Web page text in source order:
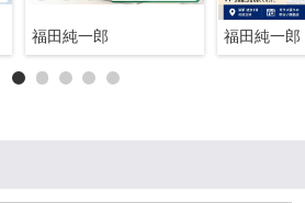
福田純一郎 福田純一郎